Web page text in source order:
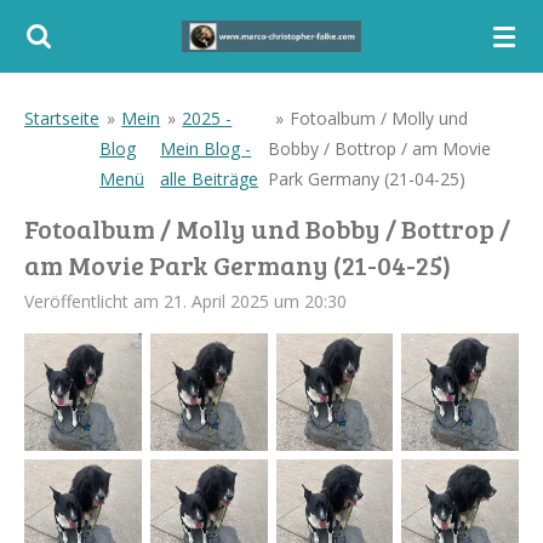
Zum
Startseite » Mein
Blog
Menü
» 2025 -
Mein Blog -
alle Beiträge
» Fotoalbum / Molly und
Bobby / Bottrop / am Movie
Park Germany (21-04-25)
Fotoalbum / Molly und Bobby / Bottrop /
am Movie Park Germany (21-04-25)
Veröffentlicht am 21. April 2025 um 20:30